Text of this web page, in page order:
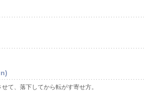
て、落下してから転がす寄せ方。